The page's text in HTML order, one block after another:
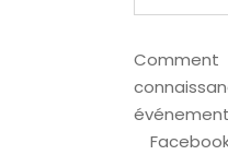
Comment